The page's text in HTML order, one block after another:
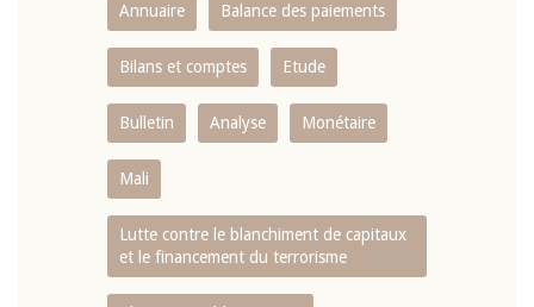
Annuaire Balance des paiements
Bilans et comptes Etude
Bulletin Analyse Monétaire
Mali
Lutte contre le blanchiment de capitaux
et le financement du terrorisme